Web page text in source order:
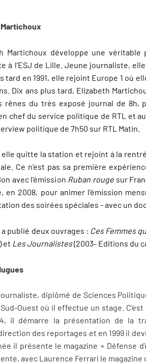
Martichoux développe une
à l’ESJ de Lille. Jeune journaliste,
tard en 1991, elle rejoint Europe 1 où
Dix ans plus tard, Elizabeth
du très exposé journal de 8h,
chef du service politique de RTL et
politique de 7h50 sur RTL Matin.
quitte la station et rejoint à la
Ce n’est pas sa première
avec l'émission Ruban rougesur
en 2008, pour animer l'émission
des soirées spéciales - avec un
publié deux ouvrages : Ces Femmes
et Les Journalistes(2003- Editions du
diplômé de Sciences
Ouest où il effectue un stage.
il démarre la présentation de la
des reportages et en 1999 il
il présente le magazine « Défense
avec Laurence Ferrari le